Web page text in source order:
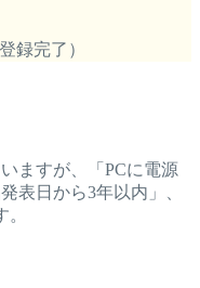
録完了）
ますが、「PCに電源
表日から3年以内」、